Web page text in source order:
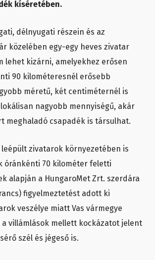
kíséretében.
délnyugati részein és az
közelében egy-egy heves zivatar
lehet kizárni, amelyekhez erősen
90 kilométeresnél erősebb
méretű, két centiméternél is
nagyobb mennyiségű, akár
meghaladó csapadék is társulhat.
zivatarok környezetében is
óránkénti 70 kilométer feletti
alapján a HungaroMet Zrt. szerdára
figyelmeztetést adott ki
veszélye miatt Vas vármegye
villámlások mellett kockázatot jelent
szél és jégeső is.